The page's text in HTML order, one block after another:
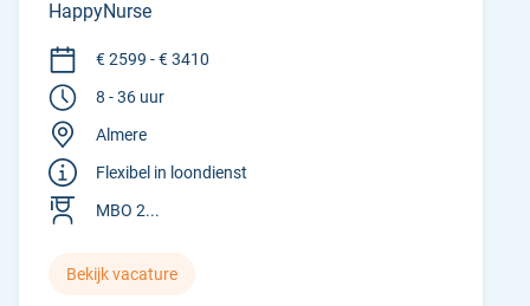
HappyNurse
€ 2599 - € 3410
8 - 36 uur
Almere
Flexibel in loondienst
MBO 2...
Bekijk vacature